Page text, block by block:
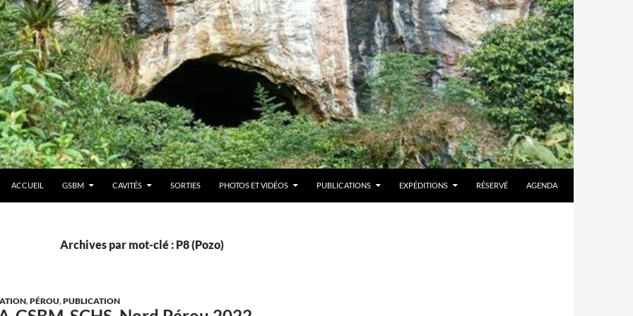
ACCUEIL GSBM CAVITÉS SORTIES PHOTOS ET VIDÉOS PUBLICATIONS EXPÉDITIONS RÉSERVÉ AGENDA
Archives par mot-clé : P8 (Pozo)
,PÉROU,PUBLICATION